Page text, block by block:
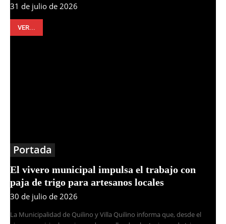
31 de julio de 2026
VER...
Portada
El vivero municipal impulsa el trabajo con
paja de trigo para artesanos locales
30 de julio de 2026
La Municipalidad de Quilino y Villa Quilino informa que, desde el